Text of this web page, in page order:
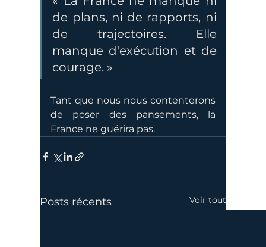
de plans, ni de rapports, ni
de trajectoires. Elle
manque d'exécution et de
courage. »
Tant que nous nous contenterons
de poser des pansements, la
France ne guérira pas.
Posts récents Voir tout